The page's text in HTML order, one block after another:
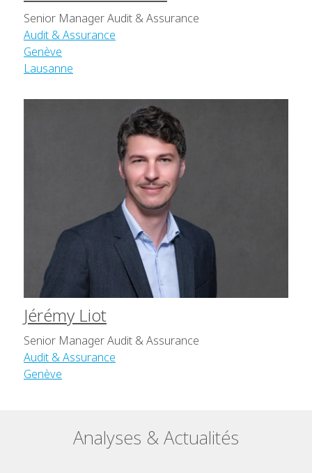
Senior Manager Audit & Assurance
Audit & Assurance
Genève
Lausanne
Jérémy Liot
Senior Manager Audit & Assurance
Audit & Assurance
Genève
Analyses & Actualités